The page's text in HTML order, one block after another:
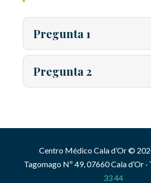
Pregunta 1
Pregunta 2
Centro Médico Cala d’Or ©
Tagomago Nº 49, 07660 Cala d’Or ·
33 44